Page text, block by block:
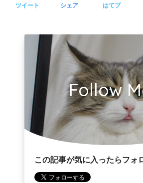
ツイート シェア はてブ
Follow
この記事が気に入ったらフォ